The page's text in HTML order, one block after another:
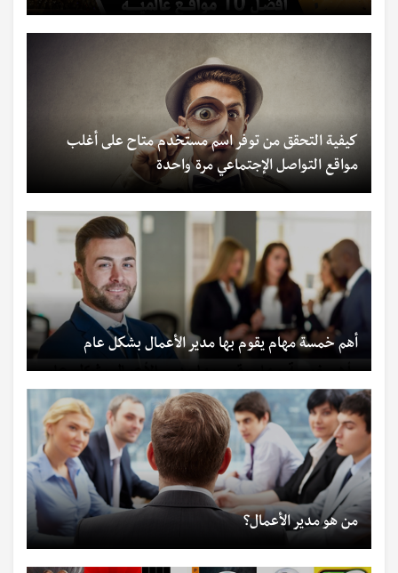
كيفية التحقق من توفر اسم مستخدم متاح على أغلب
مواقع التواصل الإجتماعي مرة واحدة
أهم خمسة مهام يقوم بها مدير الأعمال بشكل عام
من هو مدير الأعمال؟